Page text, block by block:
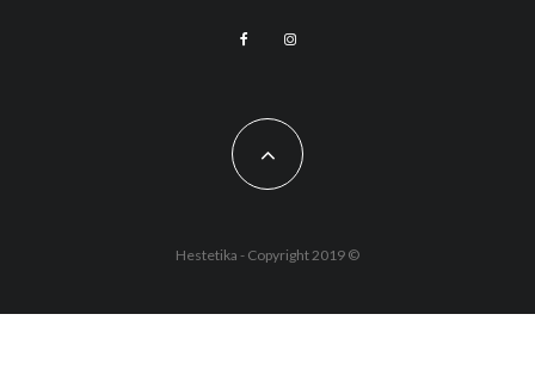
Hestetika - Copyright 2019 ©